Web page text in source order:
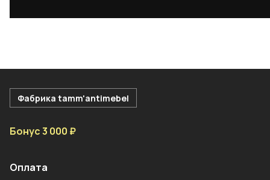
Фабрика tamm'antimebel
Бонус 3 000 ₽
Оплата